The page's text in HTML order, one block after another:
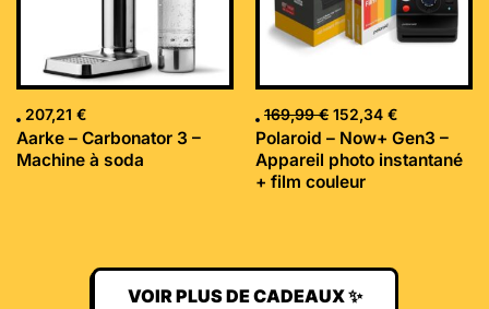
207,21 €
Aarke – Carbonator 3 –
Machine à soda
169,99€ 152,34 €
Polaroid – Now+ Gen3 –
Appareil photo instantané
+ film couleur
VOIR PLUS DE CADEAUX ✨